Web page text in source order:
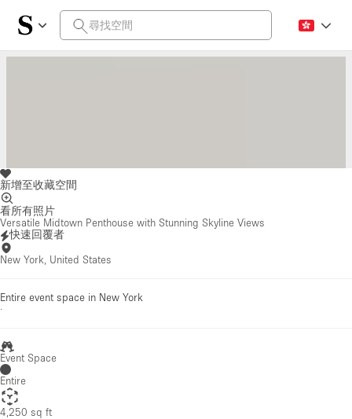
新增至收藏空間
看所有照片
Versatile Midtown Penthouse with Stunning Skyline Views
快速回覆者
New York, United States
Entire event space in New York
·
Event Space
Entire
4,250 sq ft